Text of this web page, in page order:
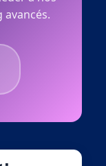
avancés.